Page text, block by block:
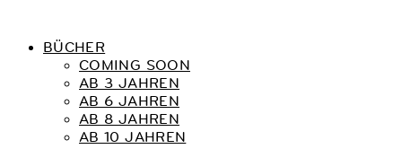
BÜCHER
COMING SOON
AB 3 JAHREN
AB 6 JAHREN
AB 8 JAHREN
AB 10 JAHREN